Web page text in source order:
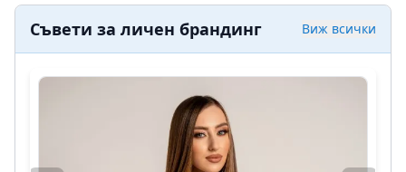
Съвети за личен брандинг Виж всички